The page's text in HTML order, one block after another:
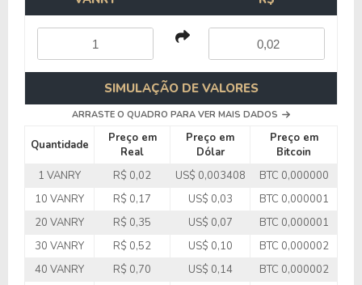
SIMULAÇÃO DE VALORES
ARRASTE O QUADRO PARA VER MAIS DADOS
Quantidade
Preço em
Real
Preço em
Dólar
Preço em
Bitcoin
1 VANRY
R$ 0,02 US$ 0,003408
BTC 0,000000
10 VANRY
R$ 0,17 US$ 0,03
BTC 0,000001
20 VANRY
R$ 0,35 US$ 0,07
BTC 0,000001
30 VANRY
R$ 0,52 US$ 0,10
BTC 0,000002
40 VANRY
R$ 0,70 US$ 0,14
BTC 0,000002